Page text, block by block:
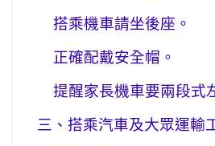
搭乘機車請坐後座。
正確配戴安全帽。
提醒家長機車要兩段式
三、搭乘汽車及大眾運輸